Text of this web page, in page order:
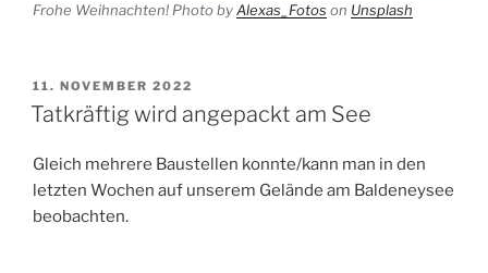
Frohe Weihnachten! Photo byAlexas_Fotos on Unsplash
VERÖFFENTLICHT
AM
11. NOVEMBER 2022
Tatkräftig wird angepackt am See
Gleich mehrere Baustellen konnte/kann man in den
letzten Wochen auf unserem Gelände am Baldeneysee
beobachten.